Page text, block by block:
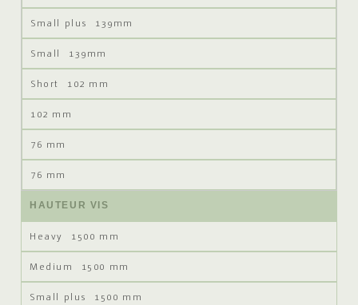
139mm
139mm
102 mm
102 mm
76 mm
76 mm
HAUTEUR VIS
1500 mm
1500 mm
1500 mm